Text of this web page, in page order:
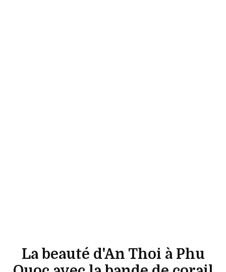
La beauté d'An Thoi à Phu